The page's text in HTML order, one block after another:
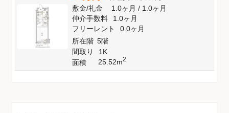
敷金/礼金 1.0ヶ月/ 1.0ヶ月
仲介手数料
1.0ヶ月
フリーレント
0.0ヶ月
所在階 5階
間取り
1K
面積
25.52m2